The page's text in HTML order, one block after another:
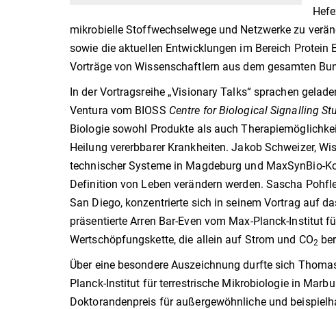
mikrobielle Stoffwechselwege und Netzwerke zu
sowie die aktuellen Entwicklungen im Bereich Protein
Vorträge von Wissenschaftlern aus dem gesamten
In der Vortragsreihe „Visionary Talks“ sprachen
Ventura vom BIOSS Centre for Biological Signalling
Biologie sowohl Produkte als auch
Heilung vererbbarer Krankheiten. Jakob Schweizer,
technischer Systeme in Magdeburg und MaxSynBio-
Definition von Leben verändern werden. Sascha
San Diego, konzentrierte sich in seinem Vortrag auf
präsentierte Arren Bar-Even vom Max-Planck-Institut
Wertschöpfungskette, die allein auf Strom und CO2
Über eine besondere Auszeichnung durfte sich
Planck-Institut für terrestrische Mikrobiologie in
Doktorandenpreis für außergewöhnliche und